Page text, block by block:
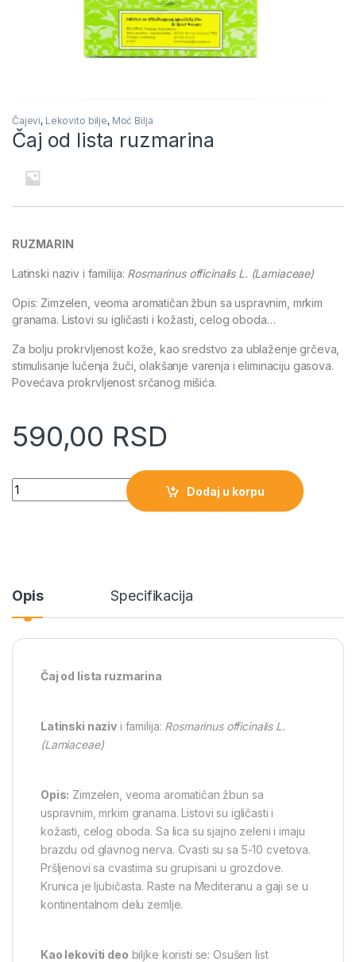
Čajevi, Lekovito bilje, Moć Bilja
Čaj od lista ruzmarina
RUZMARIN
Latinski naziv i familija: Rosmarinus officinalis L. (Lamiaceae)
Opis: Zimzelen, veoma aromatičan žbun sa uspravnim, mrkim
granama. Listovi su igličasti i kožasti, celog oboda…
Za bolju prokrvljenost kože, kao sredstvo za ublaženje grčeva,
stimulisanje lučenja žuči, olakšanje varenja i eliminaciju gasova.
Povećava prokrvljenost srčanog mišića.
590,00 RSD
Quantity
Dodaj u korpu
Opis Specifikacija
Čaj od lista ruzmarina
Latinski naziv i familija: Rosmarinus officinalis L.
(Lamiaceae)
Opis: Zimzelen, veoma aromatičan žbun sa
uspravnim, mrkim granama. Listovi su igličasti i
kožasti, celog oboda. Sa lica su sjajno zeleni i imaju
brazdu od glavnog nerva. Cvasti su sa 5-10 cvetova.
Pršljenovi sa cvastima su grupisani u grozdove.
Krunica je ljubičasta. Raste na Mediteranu a gaji se u
kontinentalnom delu zemlje.
Kao lekoviti deo biljke koristi se: Osušen list